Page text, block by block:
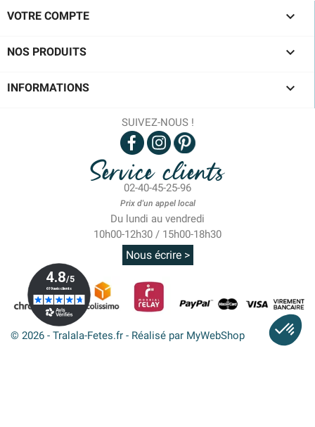
VOTRE COMPTE 
NOS PRODUITS 
INFORMATIONS 
SUIVEZ-NOUS !
Service clients
02-40-45-25-96
Prix d'un appel local
Du lundi au vendredi
10h00-12h30 / 15h00-18h30
Nous écrire >
© 2026 - Tralala-Fetes.fr - Réalisé par MyWebShop